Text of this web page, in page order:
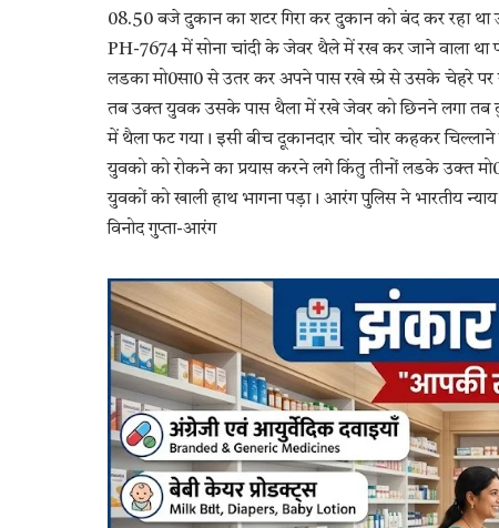
08.50 बजे दुकान का शटर गिरा कर दुकान को बंद कर रहा था
PH-7674 में सोना चांदी के जेवर थैले में रख कर जाने वाला
लडका मो0सा0 से उतर कर अपने पास रखे स्प्रे से उसके चेहरे
तब उक्त युवक उसके पास थैला में रखे जेवर को छिनने लगा तब
में थैला फट गया। इसी बीच दूकानदार चोर चोर कहकर
युवको को रोकने का प्रयास करने लगे किंतु तीनों लडके उक्त
युवकों को खाली हाथ भागना पड़ा। आरंग पुलिस ने भारतीय
विनोद गुप्ता-आरंग